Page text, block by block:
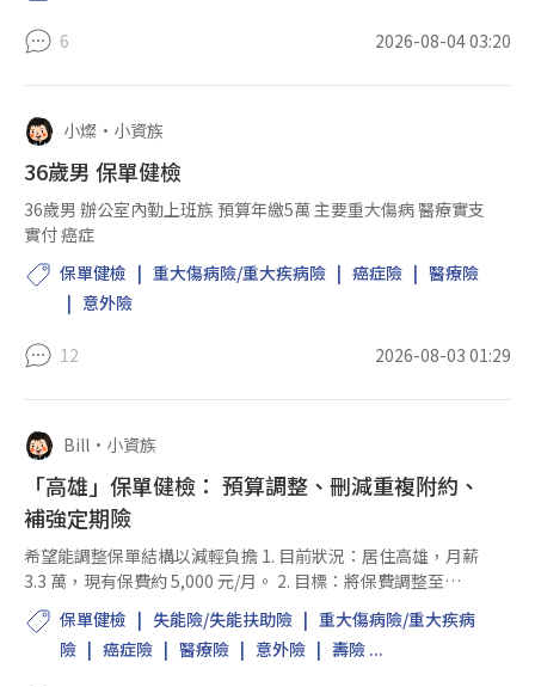
6 2026-08-04 03:20
小燦 • 小資族
36歲男 保單健檢
36歲男 辦公室內勤上班族 預算年繳5萬 主要重大傷病 醫療實支
實付 癌症
保單健檢
重大傷病險/重大疾病險 癌症險
醫療險
意外險
12 2026-08-03 01:29
Bill • 小資族
「高雄」保單健檢： 預算調整、刪減重複附約、
補強定期險
希望能調整保單結構以減輕負擔 1. 目前狀況：居住高雄，月薪
3.3 萬，現有保費約 5,000 元/月。 2. 目標：將保費調整至
3,300 元/月左右。 3. 具體需求： 刪減：目前有多項重複的骨折
險與意外險附。 約，希望能...
保單健檢 失能險/失能扶助險
重大傷病險/重大疾病
險
癌症險 醫療險 意外險 壽險 ...